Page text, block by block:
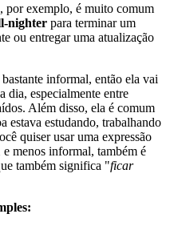
por exemplo, é muito comum
nighter para terminar um
ou entregar uma atualização
informal, então ela vai
dia, especialmente entre
Além disso, ela é comum
estava estudando, trabalhando
quiser usar uma expressão
menos informal, também é
também significa "ficar